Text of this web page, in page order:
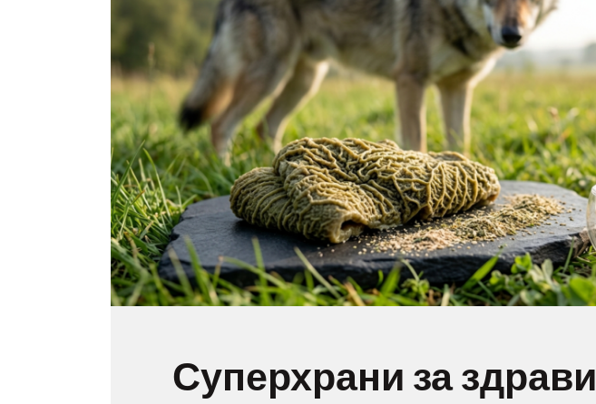
Суперхрани за здрави